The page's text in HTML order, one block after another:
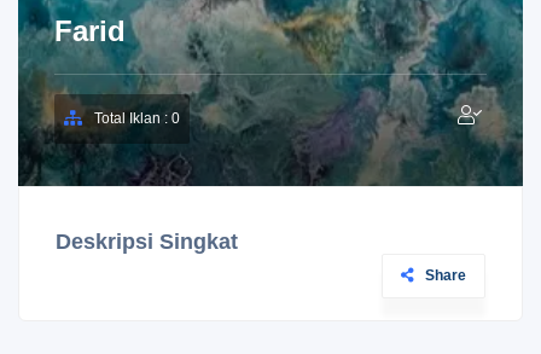
Farid
Total Iklan : 0
Deskripsi Singkat
Share